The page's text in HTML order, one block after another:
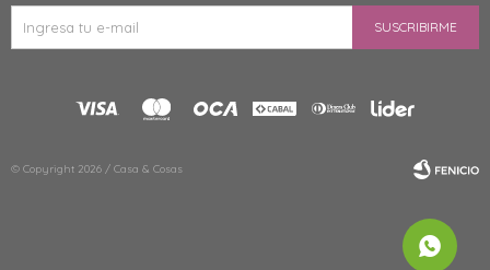
SUSCRIBIRME
© Copyright 2026 / Casa & Cosas